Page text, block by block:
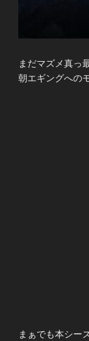
まだマズメ真っ
朝エギングへの
まぁでも本シー